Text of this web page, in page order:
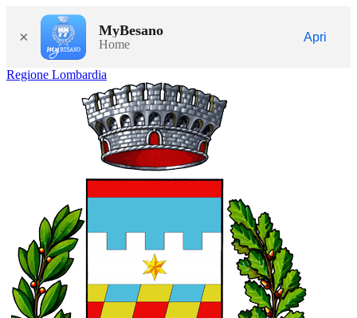
× MyBesano
Home
Apri
Regione Lombardia